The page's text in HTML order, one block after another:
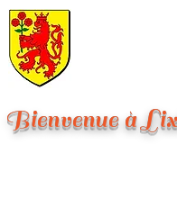
Bienvenue à